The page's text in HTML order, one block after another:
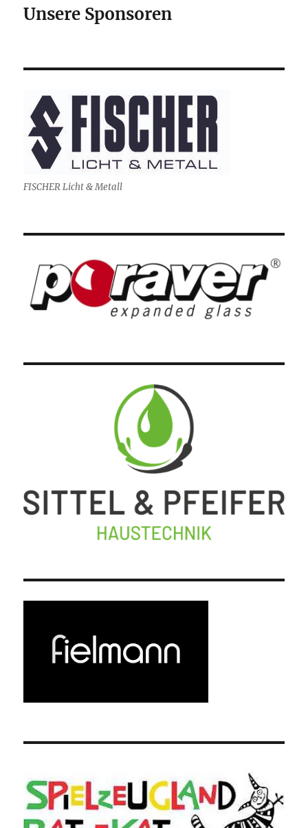
Unsere Sponsoren
FISCHER Licht & Metall